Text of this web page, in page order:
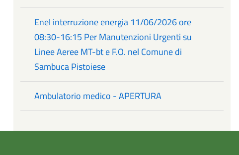
Enel interruzione energia 11/06/2026 ore
08:30-16:15 Per Manutenzioni Urgenti su
Linee Aeree MT-bt e F.O. nel Comune di
Sambuca Pistoiese
Ambulatorio medico - APERTURA